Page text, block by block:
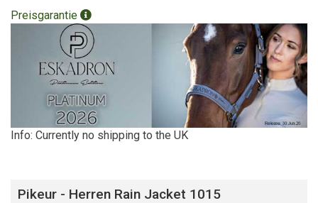
Preisgarantie
Info: Currently no shipping to the UK
Pikeur - Herren Rain Jacket 1015